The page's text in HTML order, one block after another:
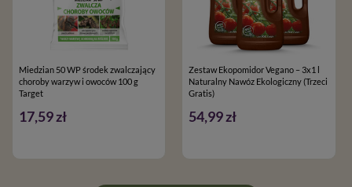
Miedzian 50 WP środek zwalczający
choroby warzyw i owoców 100 g
Target
17,59 zł
Zestaw Ekopomidor Vegano – 3x1 l
Naturalny Nawóz Ekologiczny (Trzeci
Gratis)
54,99 zł